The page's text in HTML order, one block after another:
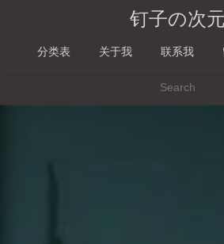
钉子の次元
分类表 关于我 联系我